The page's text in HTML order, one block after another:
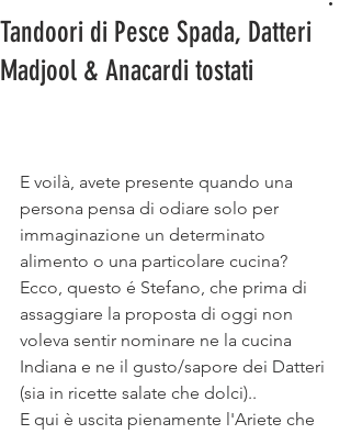
Tandoori di Pesce Spada, Datteri
Madjool & Anacardi tostati
E voilà, avete presente quando una
persona pensa di odiare solo per
immaginazione un determinato
alimento o una particolare cucina?
Ecco, questo é Stefano, che prima di
assaggiare la proposta di oggi non
voleva sentir nominare ne la cucina
Indiana e ne il gusto/sapore dei Datteri
(sia in ricette salate che dolci)..
E qui è uscita pienamente l'Ariete che